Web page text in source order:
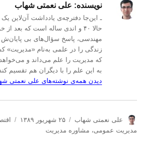
نویسنده: علی نعمتی شهاب
ـ این‌جا دفترچه‌ی یادداشت‌ آن‌لاین
حالا ۴۰ و اندی ساله است که بعد
مهندسی، پاسخ سؤال‌های بی پایان‌ش
زندگی را در علمی به‌نام
که مدیریت را علم می‌داند و
به این علم را با دیگران هم تقسیم
دیدن همه‌ی نوشته‌های علی نعمتی
ن
و
علی نعمتی شهاب
ا
ر
۲۵ شهریور ۱۳۸۹
د
مدیریت عمومی، مشاوره مدیریت